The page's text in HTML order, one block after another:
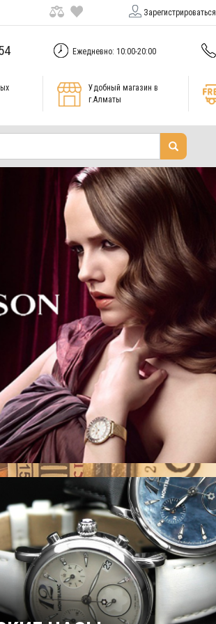
Зарегистрироваться
Ежедневно: 10:00-20:00
Удобный магазин в
г.Алматы